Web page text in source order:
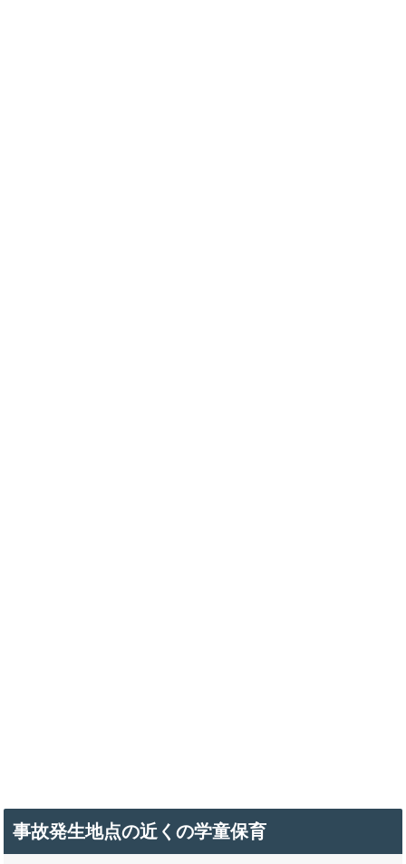
事故発生地点の近くの学童保育